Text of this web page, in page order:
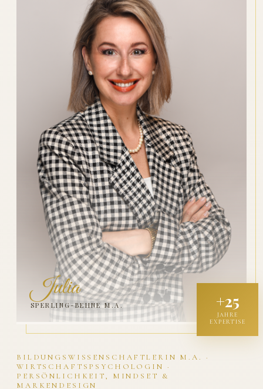
BILDUNGSWISSENSCHAFTLERIN M.A. ·
WIRTSCHAFTSPSYCHOLOGIN ·
PERSÖNLICHKEIT, MINDSET &
MARKENDESIGN
Julia
SPERLING-BEHNE M.A. +25
JAHRE
EXPERTISE